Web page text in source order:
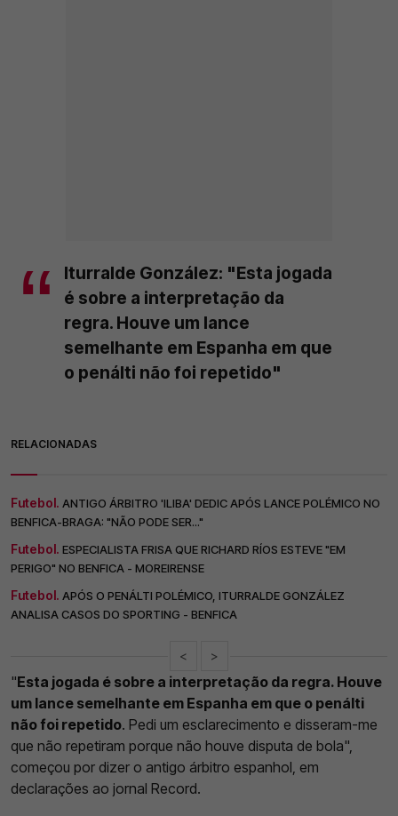
Iturralde González: "Esta jogada
é sobre a interpretação da
regra. Houve um lance
semelhante em Espanha em que
o penálti não foi repetido"
RELACIONADAS
Futebol. ANTIGO ÁRBITRO 'ILIBA' DEDIC APÓS LANCE POLÉMICO NO
BENFICA-BRAGA: "NÃO PODE SER..."
Futebol. ESPECIALISTA FRISA QUE RICHARD RÍOS ESTEVE "EM
PERIGO" NO BENFICA - MOREIRENSE
Futebol. APÓS O PENÁLTI POLÉMICO, ITURRALDE GONZÁLEZ
ANALISA CASOS DO SPORTING - BENFICA
< >
"Esta jogada é sobre a interpretação da regra. Houve
um lance semelhante em Espanha em que o penálti
não foi repetido. Pedi um esclarecimento e disseram-me
que não repetiram porque não houve disputa de bola",
começou por dizer o antigo árbitro espanhol, em
declarações ao jornal Record.